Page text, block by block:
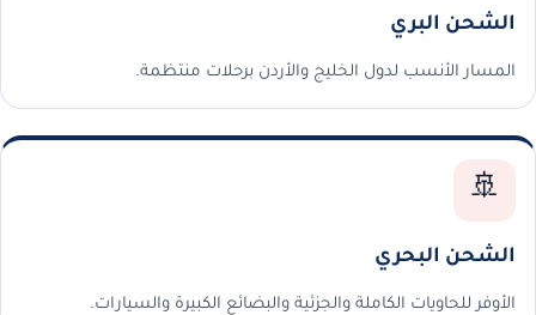
الشحن البري
المسار الأنسب لدول الخليج والأردن برحلات منتظمة.
🚢
الشحن البحري
الأوفر للحاويات الكاملة والجزئية والبضائع الكبيرة والسيارات.